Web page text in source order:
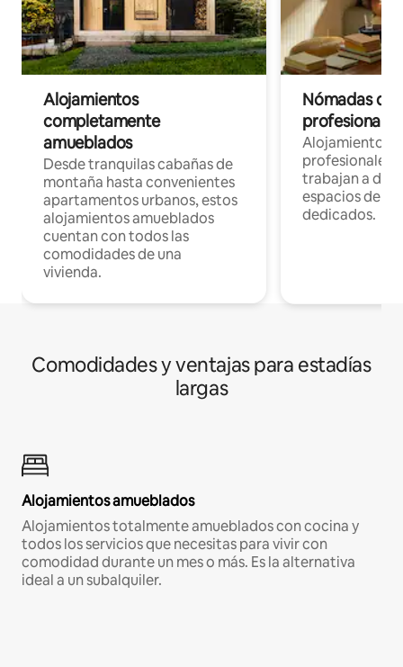
Alojamientos
completamente
amueblados
Desde tranquilas cabañas de
montaña hasta convenientes
apartamentos urbanos, estos
alojamientos amueblados
cuentan con todos las
comodidades de una
vivienda.
Nómadas
Alojamientos
profesionales
trabajan a
espacios de
dedicados.
Comodidades y ventajas para estadías
largas
Alojamientos amueblados
Alojamientos totalmente amueblados con cocina y
todos los servicios que necesitas para vivir con
comodidad durante un mes o más. Es la alternativa
ideal a un subalquiler.